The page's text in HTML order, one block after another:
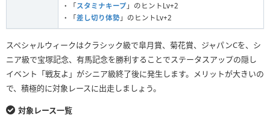
・「 スタミナキープ 」のヒントLv+2
・「差し切り体勢 」のヒントLv+2
スペシャルウィークはクラシック級で皐月賞、菊花賞、ジャパンCを、シ
ニア級で宝塚記念、有馬記念を勝利することでステータスアップの隠し
イベント「戦友よ」がシニア級終了後に発生します。メリットが大きいの
で、積極的に対象レースに出走しましょう。
対象レース一覧